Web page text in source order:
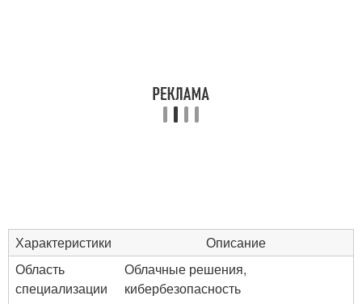
Характеристики
Описание
Область
специализации
Облачные решения,
кибербезопасность